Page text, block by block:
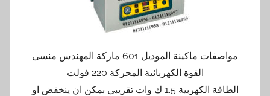
مواصفات ماكينة الموديل 601 ماركة المهندس منسى
القوة الكهربائية المحركة 220 فولت
الطاقة الكهربية 1.5 ك وات تقريبي بمكن ان ينخفض او